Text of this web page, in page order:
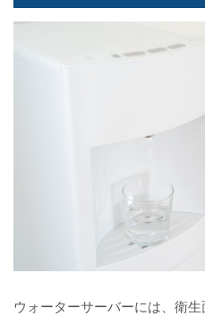
ウォーターサーバーには、衛